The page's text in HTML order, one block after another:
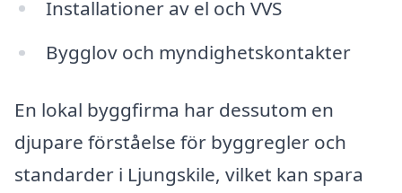
Installationer av el och VVS
Bygglov och myndighetskontakter
En lokal byggfirma har dessutom en
djupare förståelse för byggregler och
standarder i Ljungskile, vilket kan spara